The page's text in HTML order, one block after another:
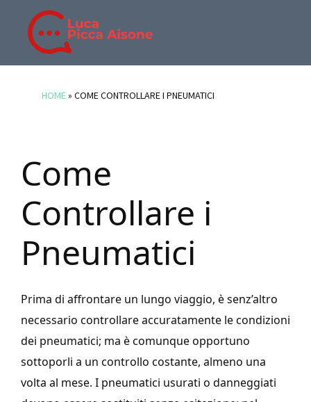
primary
BLOG
DI
LUCA
Blog
HOME» COME CONTROLLARE I PNEUMATICI
Come
Controllare i
Pneumatici
Prima di affrontare un lungo viaggio, è senz’altro
necessario controllare accuratamente le condizioni
dei pneumatici; ma è comunque opportuno
sottoporli a un controllo costante, almeno una
volta al mese. I pneumatici usurati o danneggiati